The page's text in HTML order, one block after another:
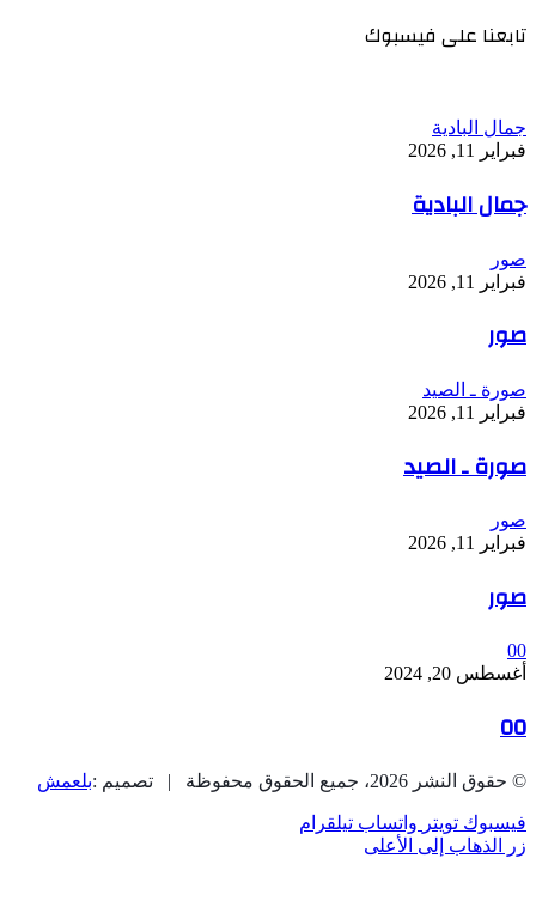
تابعنا على فيسبوك
جمال البادية
فبراير 11, 2026
جمال البادية
صور
فبراير 11, 2026
صور
صورة ـ الصيد
فبراير 11, 2026
صورة ـ الصيد
صور
فبراير 11, 2026
صور
00
أغسطس 20, 2024
00
© حقوق النشر 2026، جميع الحقوق محفوظة | تصميم : بلعمش
فيسبوك تويتر واتساب تيلقرام
زر الذهاب إلى الأعلى